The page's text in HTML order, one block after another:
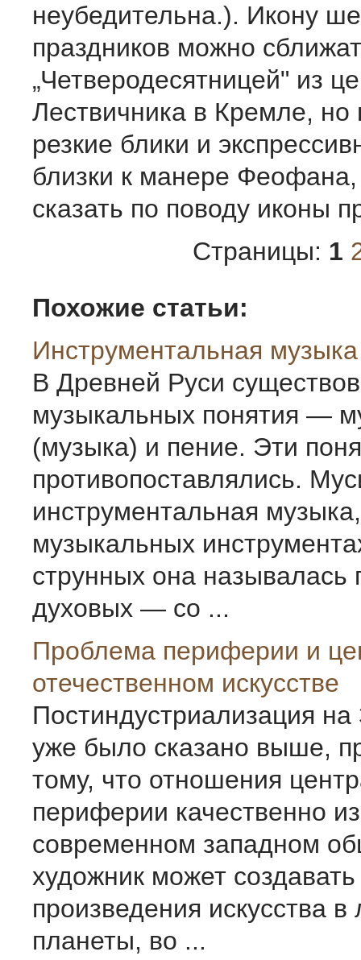
неубедительна.). Икону
праздников можно
„Четверодесятницей" из
Лествичника в Кремле, но
резкие блики и
близки к манере Феофана,
сказать по поводу иконы
Страницы: 1
Похожие статьи:
Инструментальная музыка
В Древней Руси
музыкальных понятия —
(музыка) и пение. Эти
противопоставлялись.
инструментальная
музыкальных
струнных она называлась
духовых — со ...
Проблема периферии и
отечественном искусстве
Постиндустриализация на
уже было сказано выше,
тому, что отношения
периферии качественно
современном западном
художник может создавать
произведения искусства
планеты, во ...